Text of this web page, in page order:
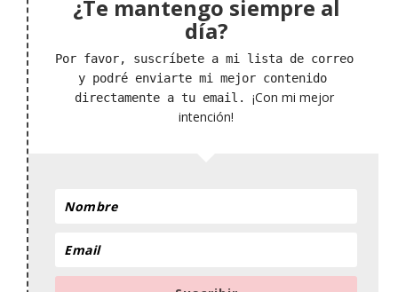
¿Te mantengo siempre al
día?
Por favor, suscríbete a mi lista de correo
y podré enviarte mi mejor contenido
directamente a tu email. ¡Con mi mejor
intención!